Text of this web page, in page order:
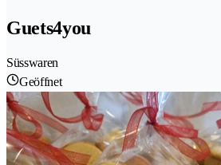
Guets4you
Süsswaren
Geöffnet